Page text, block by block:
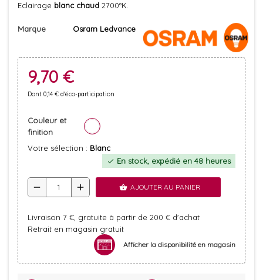
Eclairage blanc chaud 2700°K.
Marque Osram Ledvance
9,70 €
Dont 0,14 € d'éco-participation
Couleur et
finition
Votre sélection : Blanc
check En stock, expédié en 48 heures
remove add shopping_basket AJOUTER AU PANIER
Livraison 7 €, gratuite à partir de 200 € d'achat
Retrait en magasin gratuit
Afficher la disponibilité en magasin